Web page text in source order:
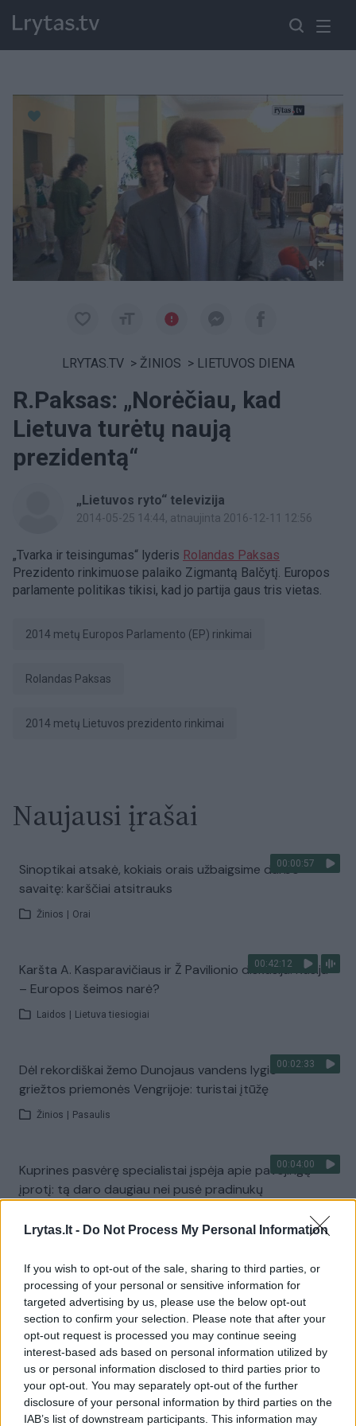
Lrytas.lt - Do Not Process My Personal Information
If you wish to opt-out of the sale, sharing to third parties, or
processing of your personal or sensitive information for
targeted advertising by us, please use the below opt-out
section to confirm your selection. Please note that after your
opt-out request is processed you may continue seeing
interest-based ads based on personal information utilized by
us or personal information disclosed to third parties prior to
your opt-out. You may separately opt-out of the further
disclosure of your personal information by third parties on the
IAB’s list of downstream participants. This information may
LRYTAS.TV > ŽINIOS > LIETUVOS DIENA
R.Paksas: „Norėčiau, kad
Lietuva turėtų naują
prezidentą“
„Lietuvos ryto“ televizija
2014-05-25 14:44, atnaujinta 2016-12-11 12:56
„Tvarka ir teisingumas“ lyderis Rolandas Paksas
Prezidento rinkimuose palaiko Zigmantą Balčytį. Europos
parlamente politikas tikisi, kad jo partija gaus tris vietas.
2014 metų Europos Parlamento (EP) rinkimai
Rolandas Paksas
2014 metų Lietuvos prezidento rinkimai
Naujausi įrašai
00:00:57
Sinoptikai atsakė, kokiais orais užbaigsime darbo
savaitę: karščiai atsitrauks
Žinios Orai
00:42:12
Karšta A. Kasparavičiaus ir Ž Pavilionio diskusija: Rusija
– Europos šeimos narė?
Laidos Lietuva tiesiogiai
00:02:33
Dėl rekordiškai žemo Dunojaus vandens lygio –
griežtos priemonės Vengrijoje: turistai įtūžę
Žinios Pasaulis
00:04:00
Kuprines pasvėrę specialistai įspėja apie pavojingą
įprotį: tą daro daugiau nei pusė pradinukų
Visi įrašai
Žiūrimiausi įrašai
Vaizdai iš tragiškos avarijos Vilniaus r.: dviejų moterų ir
vaiko gyvybių išgelbėti nepavyko